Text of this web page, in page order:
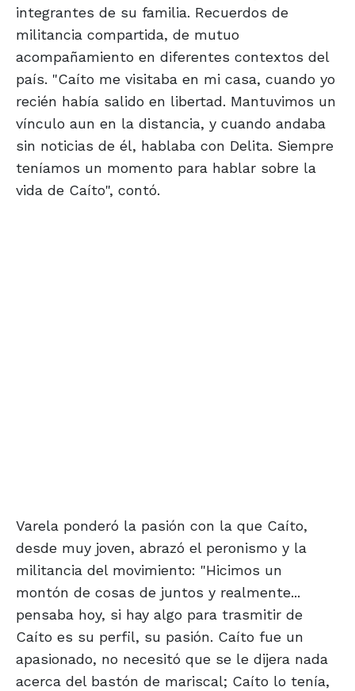
integrantes de su familia. Recuerdos de
militancia compartida, de mutuo
acompañamiento en diferentes contextos del
país. "Caíto me visitaba en mi casa, cuando yo
recién había salido en libertad. Mantuvimos un
vínculo aun en la distancia, y cuando andaba
sin noticias de él, hablaba con Delita. Siempre
teníamos un momento para hablar sobre la
vida de Caíto", contó.
Varela ponderó la pasión con la que Caíto,
desde muy joven, abrazó el peronismo y la
militancia del movimiento: "Hicimos un
montón de cosas de juntos y realmente...
pensaba hoy, si hay algo para trasmitir de
Caíto es su perfil, su pasión. Caíto fue un
apasionado, no necesitó que se le dijera nada
acerca del bastón de mariscal; Caíto lo tenía,